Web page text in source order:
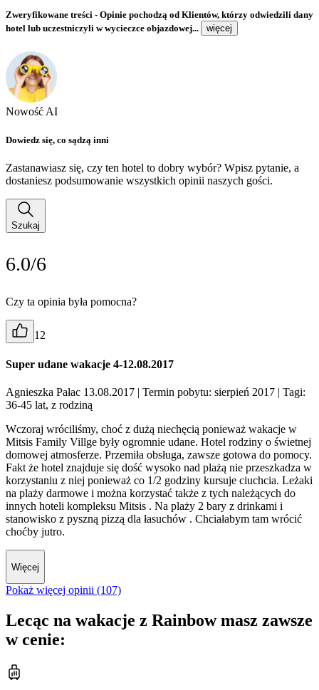
Zweryfikowane treści - Opinie pochodzą od Klientów, którzy odwiedzili dany
hotel lub uczestniczyli w wycieczce objazdowej...
więcej
Nowość AI
Dowiedz się, co sądzą inni
Zastanawiasz się, czy ten hotel to dobry wybór? Wpisz pytanie, a
dostaniesz podsumowanie wszystkich opinii naszych gości.
Szukaj
6.0/6
Czy ta opinia była pomocna?
12
Super udane wakacje 4-12.08.2017
Agnieszka Pałac 13.08.2017 | Termin pobytu: sierpień 2017 | Tagi:
36-45 lat, z rodziną
Wczoraj wróciliśmy, choć z dużą niechęcią ponieważ wakacje w
Mitsis Family Villge były ogromnie udane. Hotel rodziny o świetnej
domowej atmosferze. Przemiła obsługa, zawsze gotowa do pomocy.
Fakt że hotel znajduje się dość wysoko nad plażą nie przeszkadza w
korzystaniu z niej ponieważ co 1/2 godziny kursuje ciuchcia. Leżaki
na plaży darmowe i można korzystać także z tych należących do
innych hoteli kompleksu Mitsis . Na plaży 2 bary z drinkami i
stanowisko z pyszną pizzą dla łasuchów . Chciałabym tam wrócić
choćby jutro.
Więcej
Pokaż więcej opinii (107)
Lecąc na wakacje z Rainbow masz zawsze
w cenie: